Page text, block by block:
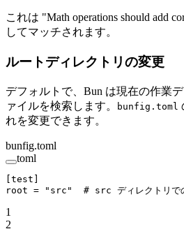
これは "Math operations should add
してマッチされます。
ルートディレクトリの変更
デフォルトで、Bun は現在の作業
ァイルを検索します。
bunfig.toml
れを変更できます。
bunfig.toml
toml
[test ]
root =
"src"
# src ディレクトリで
1
2